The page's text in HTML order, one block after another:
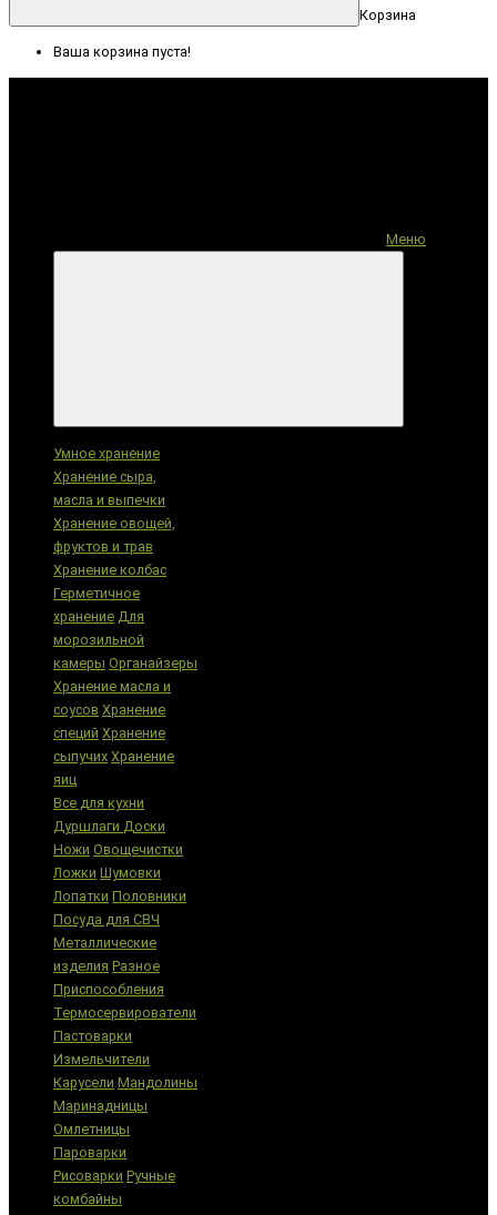
Корзина
Ваша корзина пуста!
Меню
Умное хранение
Хранение сыра,
масла и выпечки
Хранение овощей,
фруктов и трав
Хранение колбас
Герметичное
хранение Для
морозильной
камеры Органайзеры
Хранение масла и
соусов Хранение
специй Хранение
сыпучих Хранение
яиц
Все для кухни
Дуршлаги Доски
Ножи Овощечистки
Ложки Шумовки
Лопатки Половники
Посуда для СВЧ
Металлические
изделия Разное
Приспособления
Термосервирователи
Пастоварки
Измельчители
Карусели Мандолины
Маринадницы
Омлетницы
Пароварки
Рисоварки Ручные
комбайны